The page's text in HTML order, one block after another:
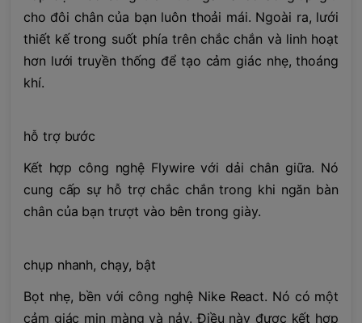
cho đôi chân của bạn luôn thoải mái. Ngoài ra, lưới
thiết kế trong suốt phía trên chắc chắn và linh hoạt
hơn lưới truyền thống để tạo cảm giác nhẹ, thoáng
khí.
hỗ trợ bước
Kết hợp công nghệ Flywire với dải chân giữa. Nó
cung cấp sự hỗ trợ chắc chắn trong khi ngăn bàn
chân của bạn trượt vào bên trong giày.
chụp nhanh, chạy, bật
Bọt nhẹ, bền với công nghệ Nike React. Nó có một
cảm giác mịn màng và nảy. Điều này được kết hợp